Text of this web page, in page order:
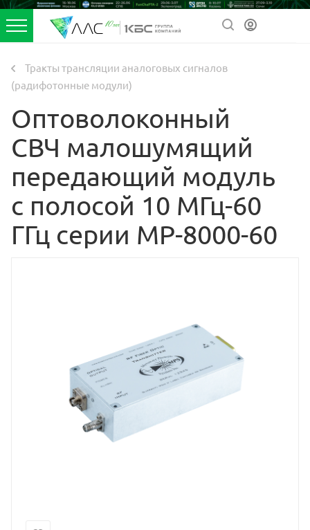
Тракты трансляции аналоговых сигналов
(радифотонные модули)
Оптоволоконный
СВЧ малошумящий
передающий модуль
с полосой 10 МГц-60
ГГц серии MP-8000-60